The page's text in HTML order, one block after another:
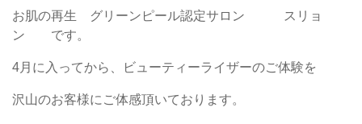
お肌の再生 グリーンピール認定サロン スリョ
ン です。
4月に入ってから、ビューティーライザーのご体験を
沢山のお客様にご体感頂いております。